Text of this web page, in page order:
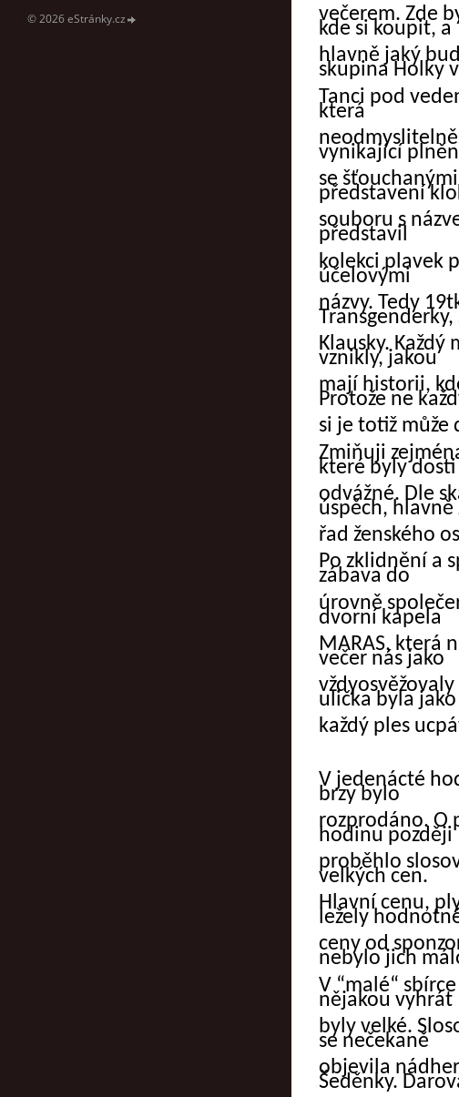
© 2026 eStránky.cz
večerem. Zde
kde si koupit, a
hlavně jaký
skupina Holky v
Tanci pod
která
vynikající
se
představení
souboru s
představil
kolekci plavek
účelovými
názvy. Tedy
Transgenderky,
Klausky.Každý
vznikly, jakou
mají historii,
Protože ne
si je totiž může
Zmiňuji
které byly dosti
odvážné. Dle
úspěch, hlavně
řad ženského
Po zklidnění a
zábava do
úrovně
dvorní kapela
MARAS, která
večer nás jako
vždy
ulička byla jako
každý ples
V jedenácté
brzy bylo
rozprodáno. O
hodinu později
proběhlo
velkých cen.
Hlavní cenu,
ležely
ceny od
nebylo jich
V “malé“
nějakou vyhrát
byly velké.
se nečekaně
objevila
Šeděnky.